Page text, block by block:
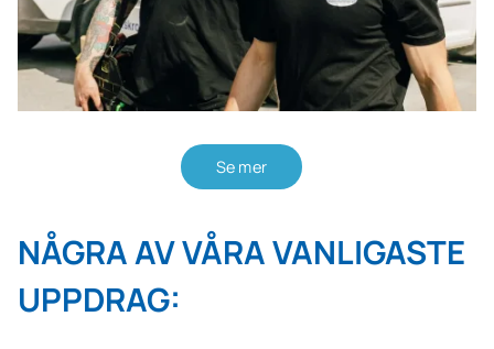
Se mer
NÅGRA AV VÅRA VANLIGASTE
UPPDRAG: